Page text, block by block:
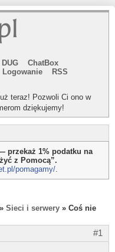
ChatBox
Logowanie
RSS
teraz! Pozwoli Ci ono w
dziękujemy!
przekaż 1% podatku na
z Pomocą”.
pomagamy/.
» Sieci i serwery » Coś nie
#1